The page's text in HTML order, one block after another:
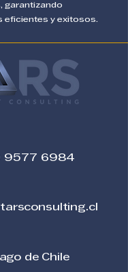
garantizando
eficientes y exitosos.
9577 6984
de Chile